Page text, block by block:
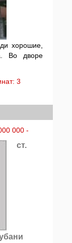
хорошие,
Во дворе
3
000 -
ст.